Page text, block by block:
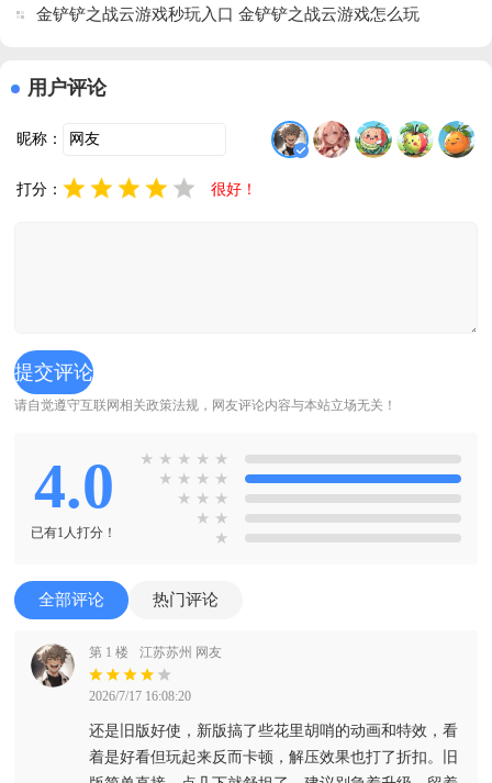
金铲铲之战云游戏秒玩入口 金铲铲之战云游戏怎么玩
用户评论
昵称：
打分： 很好！
请自觉遵守互联网相关政策法规，网友评论内容与本站立场无关！
4.0
已有1人打分！
★ ★ ★ ★ ★
★ ★ ★ ★
★ ★ ★
★ ★
★
全部评论 热门评论
第 1 楼 江苏苏州 网友
2026/7/17 16:08:20
还是旧版好使，新版搞了些花里胡哨的动画和特效，看
着是好看但玩起来反而卡顿，解压效果也打了折扣。旧